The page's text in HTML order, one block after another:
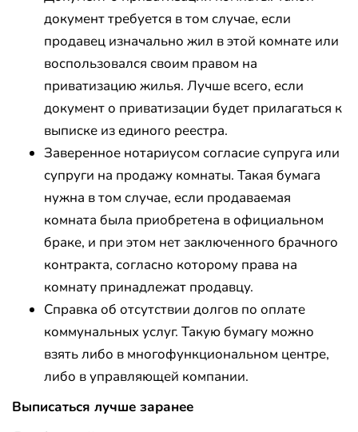
документ требуется в том случае, если
продавец изначально жил в этой комнате или
воспользовался своим правом на
приватизацию жилья. Лучше всего, если
документ о приватизации будет прилагаться к
выписке из единого реестра.
Заверенное нотариусом согласие супруга или
супруги на продажу комнаты. Такая бумага
нужна в том случае, если продаваемая
комната была приобретена в официальном
браке, и при этом нет заключенного брачного
контракта, согласно которому права на
комнату принадлежат продавцу.
Справка об отсутствии долгов по оплате
коммунальных услуг. Такую бумагу можно
взять либо в многофункциональном центре,
либо в управляющей компании.
Выписаться лучше заранее